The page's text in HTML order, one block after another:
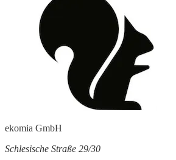
ekomia GmbH
Schlesische Straße 29/30